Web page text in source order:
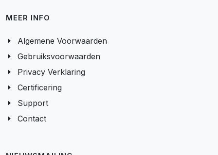
MEER INFO
Algemene Voorwaarden
Gebruiksvoorwaarden
Privacy Verklaring
Certificering
Support
Contact